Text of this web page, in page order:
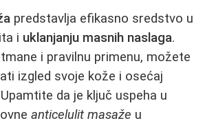
predstavlja efikasno sredstvo u
i uklanjanju masnih naslaga.
i pravilnu primenu, možete
izgled svoje kože i osećaj
da je ključ uspeha u
anticelulit masaže u